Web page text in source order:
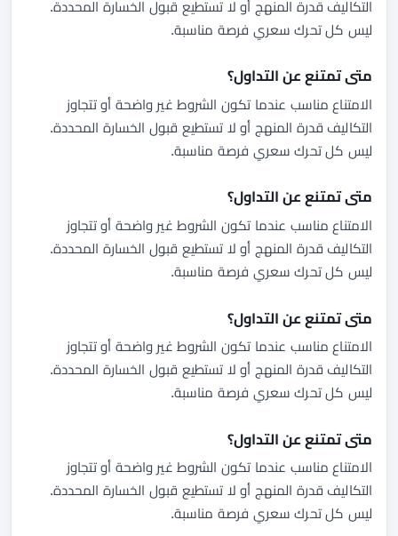
التكاليف قدرة المنهج أو لا تستطيع قبول الخسارة المحددة.
ليس كل تحرك سعري فرصة مناسبة.
متى تمتنع عن التداول؟
الامتناع مناسب عندما تكون الشروط غير واضحة أو تتجاوز
التكاليف قدرة المنهج أو لا تستطيع قبول الخسارة المحددة.
ليس كل تحرك سعري فرصة مناسبة.
متى تمتنع عن التداول؟
الامتناع مناسب عندما تكون الشروط غير واضحة أو تتجاوز
التكاليف قدرة المنهج أو لا تستطيع قبول الخسارة المحددة.
ليس كل تحرك سعري فرصة مناسبة.
متى تمتنع عن التداول؟
الامتناع مناسب عندما تكون الشروط غير واضحة أو تتجاوز
التكاليف قدرة المنهج أو لا تستطيع قبول الخسارة المحددة.
ليس كل تحرك سعري فرصة مناسبة.
متى تمتنع عن التداول؟
الامتناع مناسب عندما تكون الشروط غير واضحة أو تتجاوز
التكاليف قدرة المنهج أو لا تستطيع قبول الخسارة المحددة.
ليس كل تحرك سعري فرصة مناسبة.